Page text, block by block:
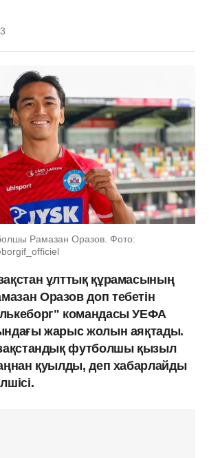
Рамазан Оразов. Фото:
ұлттық құрамасының
Оразов доп тебетін
командасы УЕФА
жарыс жолын аяқтады.
футболшы қызыл
қуылды, деп хабарлайды